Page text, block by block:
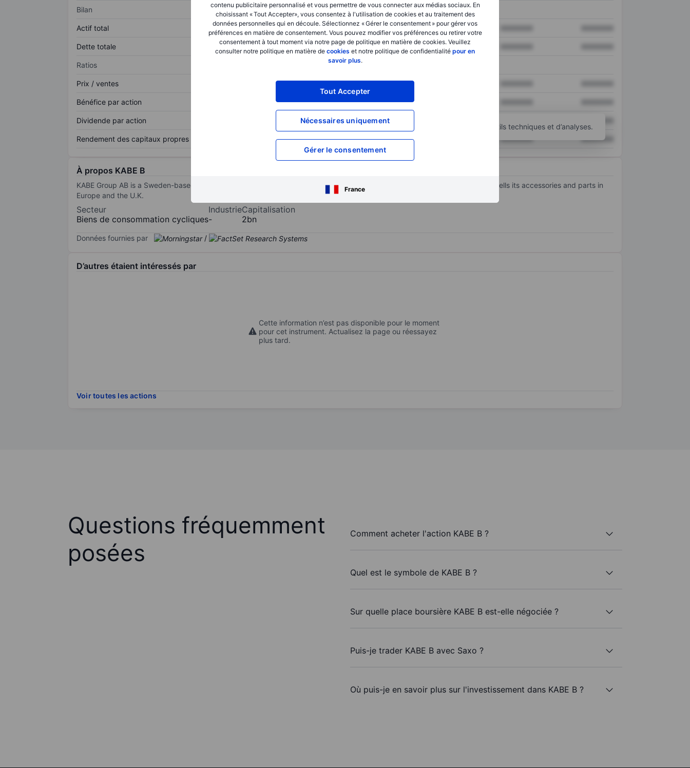
contenu publicitaire personnalisé et vous permettre de vous connecter aux médias sociaux. En
choisissant « Tout Accepter», vous consentez à l'utilisation de cookies et au traitement des
données personnelles qui en découle. Sélectionnez « Gérer le consentement » pour gérer vos
préférences en matière de consentement. Vous pouvez modifier vos préférences ou retirer votre
consentement à tout moment via notre page de politique en matière de cookies. Veuillez
consulter notre politique en matière de cookies et notre politique de confidentialité pour en
savoir plus.
Tout Accepter
Nécessaires uniquement
Gérer le consentement
France
Bilan
Actif total XXXXXXX XXXXXXX
Dette totale XXXXXXX XXXXXXX
Ratios
Prix / ventes XXXXXXX
Bénéfice par action XXXXXXX
Dividende par action XXXXXXX
Rendement des capitaux propres XXXXXXX XXXXXXX XXXXXXX
Ouvrir un compte pour accéder à d’autres outils techniques et d’analyses.
À propos KABE B
KABE Group AB is a Sweden-based company. The company manufactures and sells caravans and motor home, tents. It also sells its accessories and parts in
Europe and the U.K.
Secteur
Biens de consommation cycliques
Industrie
-
Capitalisation
2bn
Données fournies par /
D’autres étaient intéressés par
Cette information n’est pas disponible pour le moment
pour cet instrument. Actualisez la page ou réessayez
plus tard.
Voir toutes les actions
Questions fréquemment
posées
Comment acheter l'action KABE B ?
Quel est le symbole de KABE B ?
Sur quelle place boursière KABE B est-elle négociée ?
Puis-je trader KABE B avec Saxo ?
Où puis-je en savoir plus sur l'investissement dans KABE B ?